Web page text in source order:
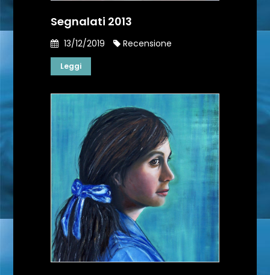
Segnalati 2013
13/12/2019 Recensione
Leggi